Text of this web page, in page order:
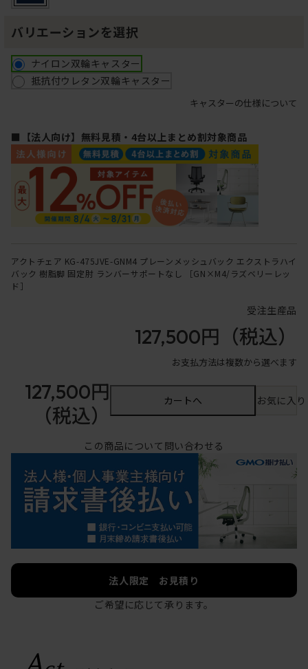
バリエーションを選択
ナイロン双輪キャスター
抵抗付ウレタン双輪キャスター
キャスターの仕様について
■【法人向け】無料見積・4台以上まとめ割対象商品
アクトチェア KG-475JVE-GNM4 プレーンメッシュバック エクストラハイ
バック 樹脂脚 固定肘 ランバーサポートなし ［GN×M4/ラズベリーレッ
ド］
受注生産品
127,500円 （税込）
お支払方法は複数から選べます
127,500円
（税込）
カートへ お気に入
この商品について問い合わせる
法人限定 お見積り
ご希望に応じて承ります。